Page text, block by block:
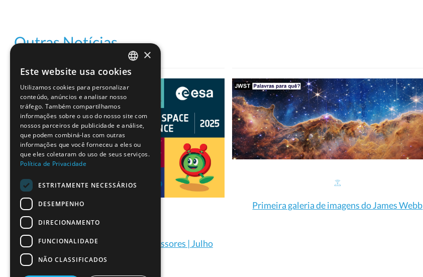
Outras Notícias
Conferência Online da ESA para Professores | Julho
2025
Primeira galeria de imagens do James Webb
PORTUGUESE
ENGLISH
×
Este website usa cookies
Utilizamos cookies para personalizar
conteúdo, anúncios e analisar nosso
tráfego. Também compartilhamos
informações sobre o uso do nosso site com
nossos parceiros de publicidade e análise,
que podem combiná-las com outras
informações que você forneceu a eles ou
que eles coletaram do uso de seus serviços.
Política de Privacidade
ESTRITAMENTE NECESSÁRIOS
DESEMPENHO
DIRECIONAMENTO
FUNCIONALIDADE
NÃO CLASSIFICADOS